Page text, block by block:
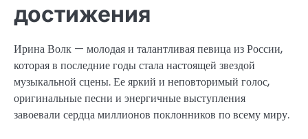
достижения
Ирина Волк — молодая и талантливая певица из России,
которая в последние годы стала настоящей звездой
музыкальной сцены. Ее яркий и неповторимый голос,
оригинальные песни и энергичные выступления
завоевали сердца миллионов поклонников по всему миру.